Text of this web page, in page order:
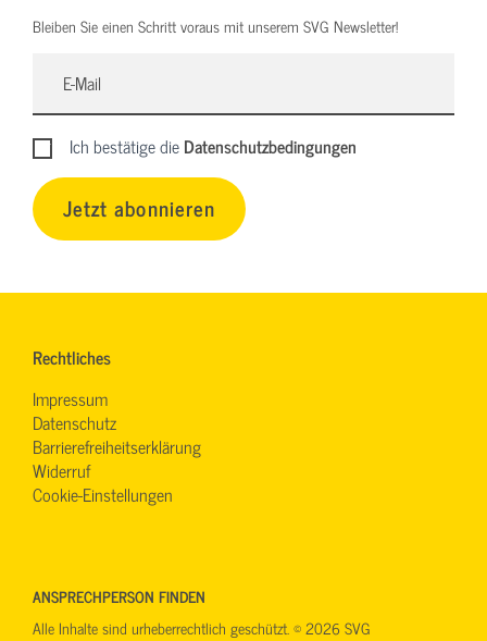
Bleiben Sie einen Schritt voraus mit unserem SVG Newsletter!
Ich bestätige dieDatenschutzbedingungen
Jetzt abonnieren
Rechtliches
Impressum
Datenschutz
Barrierefreiheitserklärung
Widerruf
Cookie-Einstellungen
ANSPRECHPERSON FINDEN
Alle Inhalte sind urheberrechtlich geschützt. © 2026 SVG